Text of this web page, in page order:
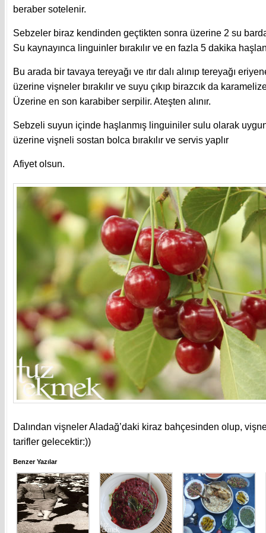
beraber sotelenir.
Sebzeler biraz kendinden geçtikten sonra üzerine 2 su
Su kaynayınca linguinler bırakılır ve en fazla 5 dakika
Bu arada bir tavaya tereyağı ve ıtır dalı alınıp tereyağı
üzerine vişneler bırakılır ve suyu çıkıp birazcık da
Üzerine en son karabiber serpilir. Ateşten alınır.
Sebzeli suyun içinde haşlanmış linguiniler sulu olarak
üzerine vişneli sostan bolca bırakılır ve servis yaplır
Afiyet olsun.
Dalından vişneler Aladağ’daki kiraz bahçesinden olup,
tarifler gelecektir:))
Benzer Yazılar